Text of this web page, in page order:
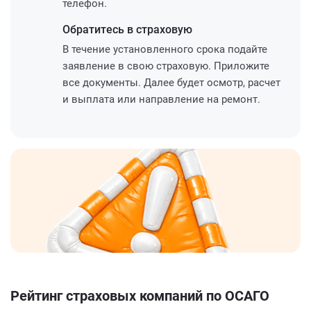
телефон.
Обратитесь в страховую
В течение установленного срока подайте
заявление в свою страховую. Приложите
все документы. Далее будет осмотр, расчет
и выплата или направление на ремонт.
Рейтинг страховых компаний по ОСАГО